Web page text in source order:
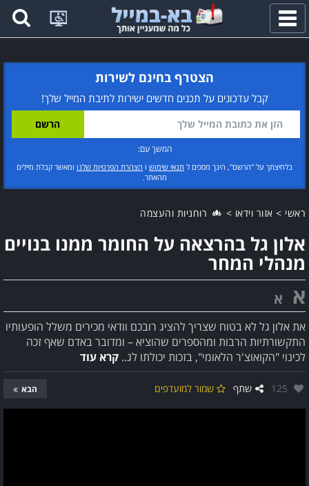
פתח
תפריט
הצטרף בחינם לשירות
קבל עדכונים על תכנים חדשים ישירות לתיבת המייל שלך!
המשך עם:
בלחיצתך על "הרשם", הינך מסכים ל תנאי שימוש ו הצהרת הפרטיות שלנו ומאשר קבלת מיילים
מהאתר.
ראשי > אזור וידאו > רוחניות והעצמה
אלון גל בהרצאה על החומר ממנו בנויים
מנהלי המחר
א א
את אלון גל לא בטוח שצריך להציג רובכם וודאי מכירים משלל הופעותיו
התקשורתיות הרבות ומהספרים שהוציא – ומדובר באדם שאף זכה
לכינוי "הקואוצ'ר הלאומי", בזכות יכולתו לג.. קרא עוד
אהבו:
125 שתף שמור למועדפים הבא